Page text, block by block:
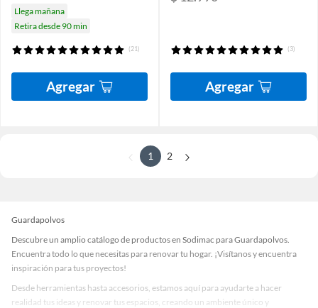
Llega mañana
Retira desde 90 min
(21)
Agregar
(3)
Agregar
1 2
Guardapolvos
Descubre un amplio catálogo de productos en Sodimac para Guardapolvos.
Encuentra todo lo que necesitas para renovar tu hogar. ¡Visítanos y encuentra
inspiración para tus proyectos!
Desde herramientas hasta accesorios, estamos aquí para ayudarte a hacer
realidad tus ideas y renovar tus espacios, creando un ambiente único y